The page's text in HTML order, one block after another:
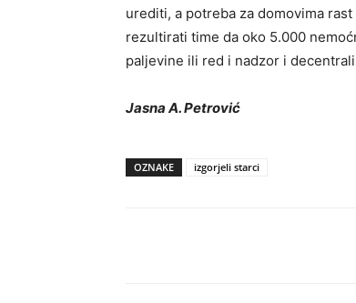
urediti, a potreba za domovima
rezul­tirati time da oko 5.000
paljevine ili red i nadzor i
Jasna A. Petrović
OZNAKE izgorjeli starci